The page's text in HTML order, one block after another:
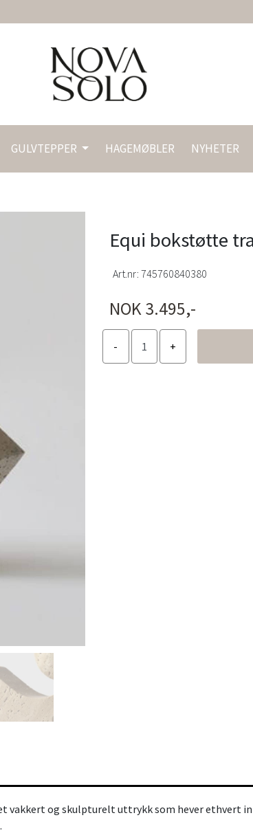
GULVTEPPER HAGEMØBLER NYHETER
Equi bokstøtte
Art.nr: 745760840380
NOK 3.495,-
vakkert og skulpturelt uttrykk som hever ethvert